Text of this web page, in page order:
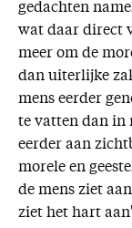
gedachten
wat daar direct
meer om de
dan uiterlijke
mens eerder
te vatten dan in
eerder aan
morele en
de mens ziet
ziet het hart